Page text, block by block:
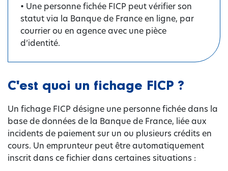
• Une personne fichée FICP peut vérifier son
statut via la Banque de France en ligne, par
courrier ou en agence avec une pièce
d’identité.
C'est quoi un fichage FICP ?
Un fichage FICP désigne une personne fichée dans la
base de données de la Banque de France, liée aux
incidents de paiement sur un ou plusieurs crédits en
cours. Un emprunteur peut être automatiquement
inscrit dans ce fichier dans certaines situations :